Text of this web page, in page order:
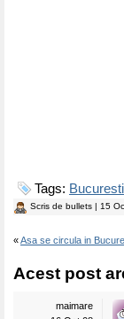
Tags: Bucuresti
Scris de bullets | 15
«Asa se circula in
Acest post
maimare